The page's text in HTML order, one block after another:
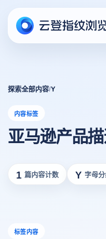
探索全部内容/Y
内容标签
亚马逊产品
1 篇内容计数 Y 字母
标签内容